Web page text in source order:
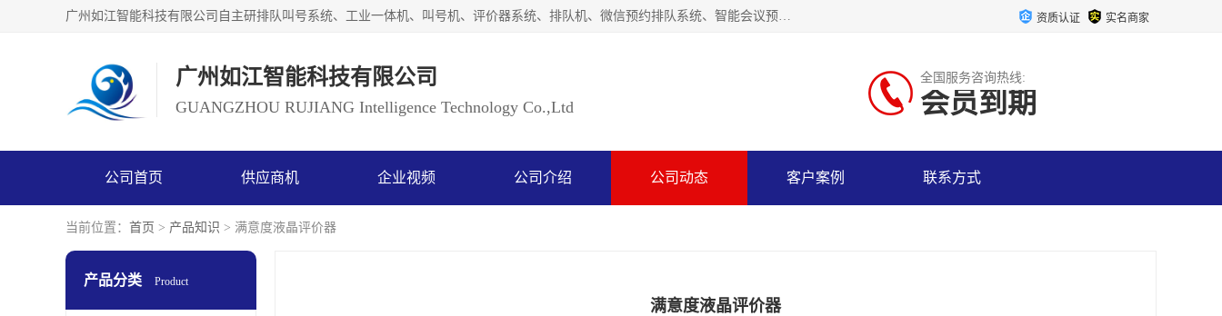
广州如江智能科技有限公司自主研排队叫号系统、工业一体机、叫号机、评价器系统、排队机、微信预约排队系统、智能会议预约系统、自助终端机、自助查询机、LED显示屏、触控一体机、平板会议一体机、教学一体机、室户外液晶广告机等生产以及解决方案，是一家高新技术企业，支持软硬件定制，全国上门安装售后服务。 资质认证 实名商家
广州如江智能科技有限公司
GUANGZHOU RUJIANG Intelligence Technology Co.,Ltd
全国服务咨询热线:
会员到期
公司首页 供应商机 企业视频 公司介绍 公司动态 客户案例 联系方式
当前位置： 首页 > 产品知识 > 满意度液晶评价器
产品分类 Product
满意度液晶评价器